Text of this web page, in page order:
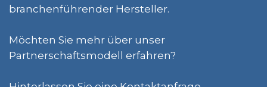
branchenführender Hersteller.
Möchten Sie mehr über unser
Partnerschaftsmodell erfahren?